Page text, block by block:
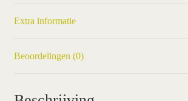
Extra informatie
Beoordelingen (0)